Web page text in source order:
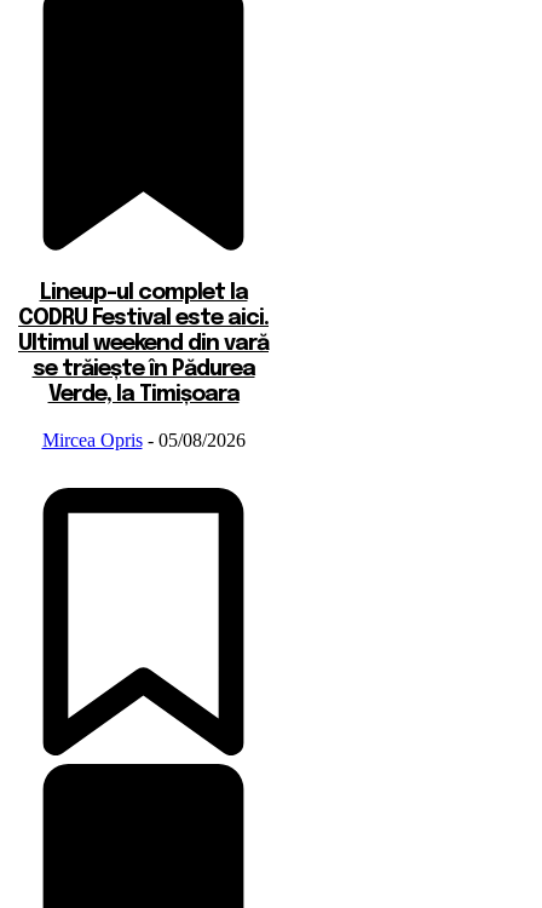
Lineup-ul complet la
CODRU Festival este aici.
Ultimul weekend din vară
se trăiește în Pădurea
Verde, la Timișoara
Mircea Opris - 05/08/2026